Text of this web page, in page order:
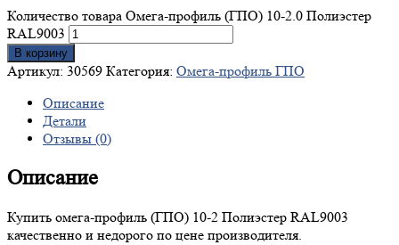
Количество товара Омега-профиль (ГПО) 10-2.0 Полиэстер
RAL9003
В корзину
Артикул: 30569 Категория: Омега-профиль ГПО
Описание
Детали
Отзывы (0)
Описание
Купить омега-профиль (ГПО) 10-2 Полиэстер RAL9003
качественно и недорого по цене производителя.